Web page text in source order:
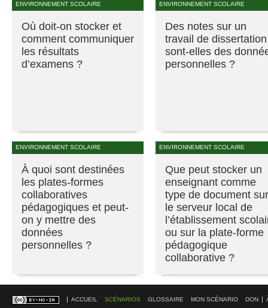
ENVIRONNEMENT SCOLAIRE
Où doit-on stocker et
comment communiquer
les résultats
d’examens ?
ENVIRONNEMENT SCOLAIRE
Des notes sur un
travail de dissertation
sont-elles des
personnelles ?
ENVIRONNEMENT SCOLAIRE
À quoi sont destinées
les plates-formes
collaboratives
pédagogiques et peut-
on y mettre des
données
personnelles ?
ENVIRONNEMENT SCOLAIRE
Que peut stocker un
enseignant comme
type de document sur
le serveur local de
l’établissement
ou sur la plate-forme
pédagogique
collaborative ?
ACCUEIL SCÉNARIOS GLOSSAIRE MON SCÉNARIO DON